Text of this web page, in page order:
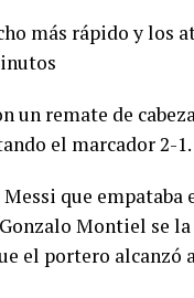
más rápido y los
un remate de
el marcador 2-1.
que
Montiel se
el portero alcanzó